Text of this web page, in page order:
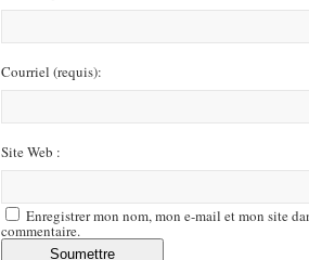
Courriel (requis):
Site Web :
Enregistrer mon nom, mon e-mail et mon site
commentaire.